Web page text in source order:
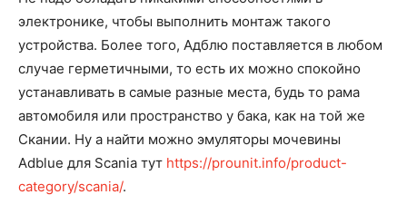
электронике, чтобы выполнить монтаж такого
устройства. Более того, Адблю поставляется в любом
случае герметичными, то есть их можно спокойно
устанавливать в самые разные места, будь то рама
автомобиля или пространство у бака, как на той же
Скании. Ну а найти можно эмуляторы мочевины
Adblue для Scania тут https://prounit.info/product-
category/scania/.